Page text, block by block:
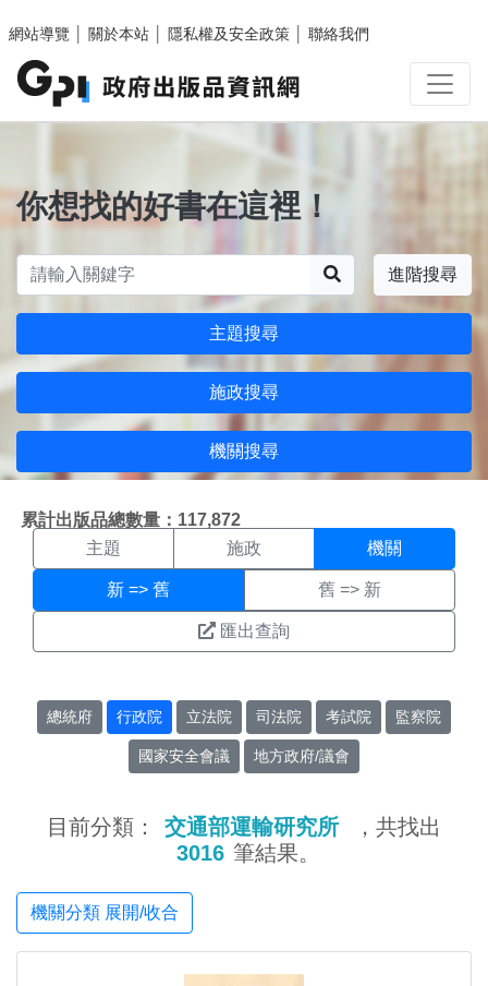
網站導覽
關於本站 隱私權及安全政策 聯絡我們
你想找的好書在這裡！
進階搜尋
主題搜尋
施政搜尋
機關搜尋
累計出版品總數量：117,872
機關搜尋結果頁面
主題 施政 機關
新 => 舊 舊 => 新
匯出查詢
總統府 行政院 立法院 司法院 考試院 監察院
國家安全會議 地方政府/議會
目前分類： 交通部運輸研究所
，共找出
3016 筆結果。
機關分類 展開/收合